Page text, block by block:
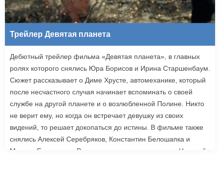
Трейлер Девятая планета
Дебютный трейлер фильма «Девятая планета», в главных
ролях которого снялись Юра Борисов и Ирина Старшенбаум.
Сюжет рассказывает о Диме Хрусте, автомеханике, который
после несчастного случая начинает вспоминать о своей
службе на другой планете и о возлюбленной Полине. Никто
не верит ему, но когда он встречает девушку из своих
видений, то решает докопаться до истины. В фильме также
снялись Алексей Серебряков, Константин Белошапка и
Максим Емельянов. Режиссером картины выступил Николай